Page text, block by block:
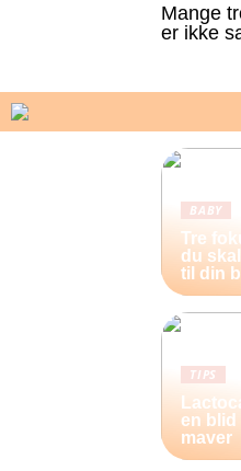
Mange
er ikke
BABY
Tre
du
til din
TIPS
en blid
maver